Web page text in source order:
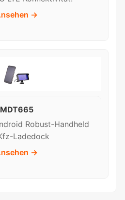
→
MDT665
Robust-Handheld
Ladedock
→